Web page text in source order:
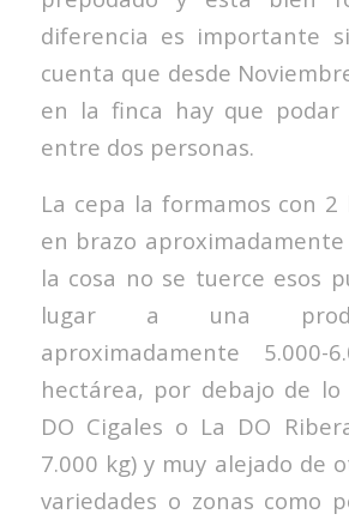
diferencia es importante
cuenta que desde
en la finca hay que podar
entre dos personas.
La cepa la formamos con 2
en brazo
la cosa no se tuerce esos
lugar a una
aproximadamente
hectárea, por debajo de lo
DO Cigales o La DO
7.000 kg) y muy alejado de
variedades o zonas como